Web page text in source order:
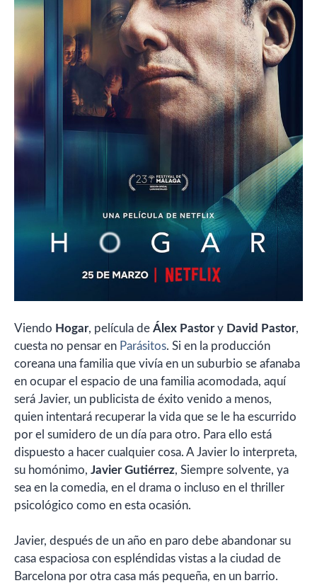
Viendo Hogar, película de Álex Pastory David Pastor,
cuesta no pensar en Parásitos. Si en la producción
coreana una familia que vivía en un suburbio se afanaba
en ocupar el espacio de una familia acomodada, aquí
será Javier, un publicista de éxito venido a menos,
quien intentará recuperar la vida que se le ha escurrido
por el sumidero de un día para otro. Para ello está
dispuesto a hacer cualquier cosa. A Javier lo interpreta,
su homónimo, Javier Gutiérrez, Siempre solvente, ya
sea en la comedia, en el drama o incluso en el thriller
psicológico como en esta ocasión.
Javier, después de un año en paro debe abandonar su
casa espaciosa con espléndidas vistas a la ciudad de
Barcelona por otra casa más pequeña, en un barrio.